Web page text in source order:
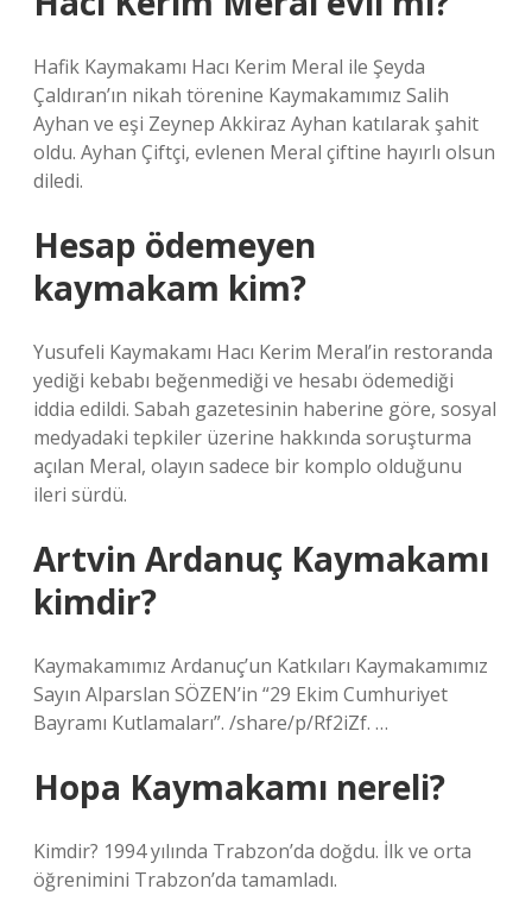
Hafik Kaymakamı Hacı Kerim Meral ile Şeyda
Çaldıran’ın nikah törenine Kaymakamımız Salih
Ayhan ve eşi Zeynep Akkiraz Ayhan katılarak şahit
oldu. Ayhan Çiftçi, evlenen Meral çiftine hayırlı olsun
diledi.
Hesap ödemeyen
kaymakam kim?
Yusufeli Kaymakamı Hacı Kerim Meral’in restoranda
yediği kebabı beğenmediği ve hesabı ödemediği
iddia edildi. Sabah gazetesinin haberine göre, sosyal
medyadaki tepkiler üzerine hakkında soruşturma
açılan Meral, olayın sadece bir komplo olduğunu
ileri sürdü.
Artvin Ardanuç Kaymakamı
kimdir?
Kaymakamımız Ardanuç’un Katkıları Kaymakamımız
Sayın Alparslan SÖZEN’in “29 Ekim Cumhuriyet
Bayramı Kutlamaları”. /share/p/Rf2iZf. …
Hopa Kaymakamı nereli?
Kimdir? 1994 yılında Trabzon’da doğdu. İlk ve orta
öğrenimini Trabzon’da tamamladı.